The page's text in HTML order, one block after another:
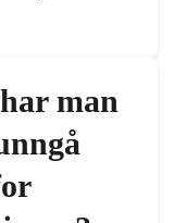
man